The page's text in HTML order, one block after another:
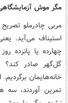
مگر موش
استیناف می‌آید.
چهارده یا پانزده
گل‌گهر صادر
خانه‌هایمان
تمرین آوردند، سه